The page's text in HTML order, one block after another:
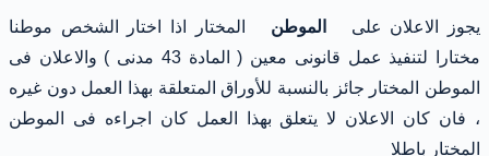
يجوز الاعلان على الموطن
المختار اذا اختار الشخص موطنا
مختارا لتنفيذ عمل قانونى معين ( المادة 43 مدنى ) والاعلان فى
الموطن المختار جائز بالنسبة للأوراق المتعلقة بهذا العمل دون غيره
، فان كان الاعلان لا يتعلق بهذا العمل كان اجراءه فى الموطن
المختار باطلا